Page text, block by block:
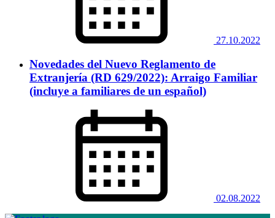
27.10.2022
Novedades del Nuevo Reglamento de
Extranjería (RD 629/2022): Arraigo Familiar
(incluye a familiares de un español)
02.08.2022